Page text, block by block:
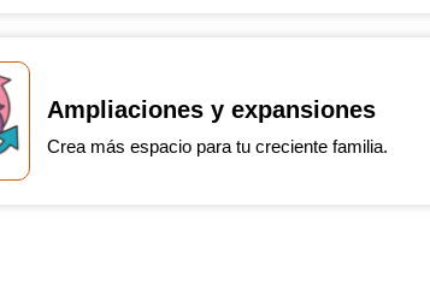
Ampliaciones y expansiones
Crea más espacio para tu creciente familia.